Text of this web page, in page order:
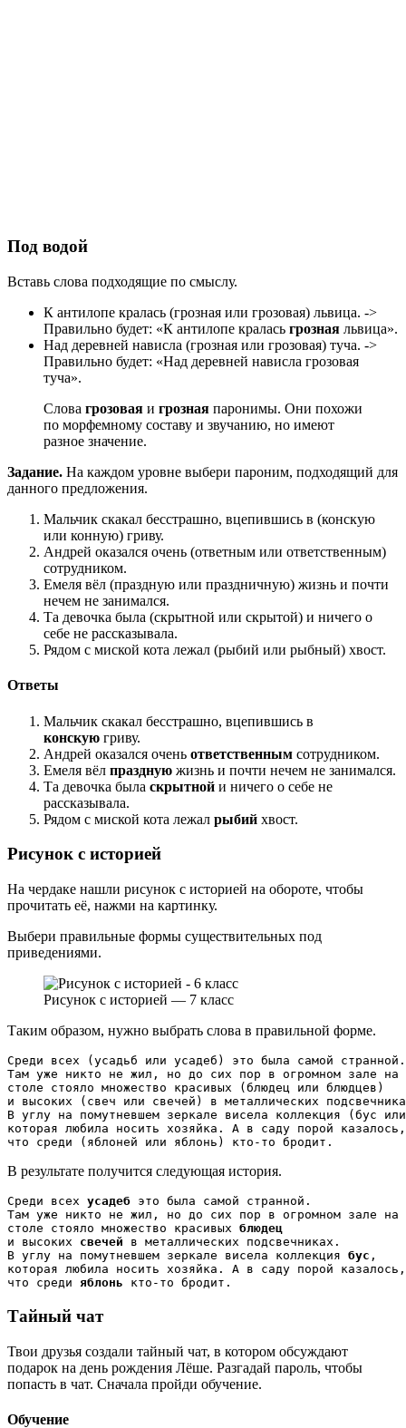
Под водой
Вставь слова подходящие по смыслу.
К антилопе кралась (грозная или грозовая) львица. ->
Правильно будет: «К антилопе кралась грозная львица».
Над деревней нависла (грозная или грозовая) туча. ->
Правильно будет: «Над деревней нависла грозовая
туча».
Слова грозовая и грозная паронимы. Они похожи
по морфемному составу и звучанию, но имеют
разное значение.
Задание. На каждом уровне выбери пароним, подходящий для
данного предложения.
Мальчик скакал бесстрашно, вцепившись в (конскую
или конную) гриву.
Андрей оказался очень (ответным или ответственным)
сотрудником.
Емеля вёл (праздную или праздничную) жизнь и почти
нечем не занимался.
Та девочка была (скрытной или скрытой) и ничего о
себе не рассказывала.
Рядом с миской кота лежал (рыбий или рыбный) хвост.
Ответы
Мальчик скакал бесстрашно, вцепившись в
конскую гриву.
Андрей оказался очень ответственным сотрудником.
Емеля вёл праздную жизнь и почти нечем не занимался.
Та девочка была скрытной и ничего о себе не
рассказывала.
Рядом с миской кота лежал рыбий хвост.
Рисунок с историей
На чердаке нашли рисунок с историей на обороте, чтобы
прочитать её, нажми на картинку.
Выбери правильные формы существительных под
приведениями.
Рисунок с историей — 7 класс
Таким образом, нужно выбрать слова в правильной форме.
Среди всех (усадьб или усадеб) это была самой
Там уже никто не жил, но до сих пор в огромном зале на
столе стояло множество красивых (блюдец или блюдцев)
и высоких (свеч или свечей) в металлических
В углу на помутневшем зеркале висела коллекция (бус
которая любила носить хозяйка. А в саду порой
что среди (яблоней или яблонь) кто-то бродит.
В результате получится следующая история.
Среди всех усадеб это была самой странной.
Там уже никто не жил, но до сих пор в огромном зале на
столе стояло множество красивых блюдец
и высоких свечей в металлических подсвечниках.
В углу на помутневшем зеркале висела коллекция бус ,
которая любила носить хозяйка. А в саду порой
что среди яблонь кто-то бродит.
Тайный чат
Твои друзья создали тайный чат, в котором обсуждают
подарок на день рождения Лёше. Разгадай пароль, чтобы
попасть в чат. Сначала пройди обучение.
Обучение